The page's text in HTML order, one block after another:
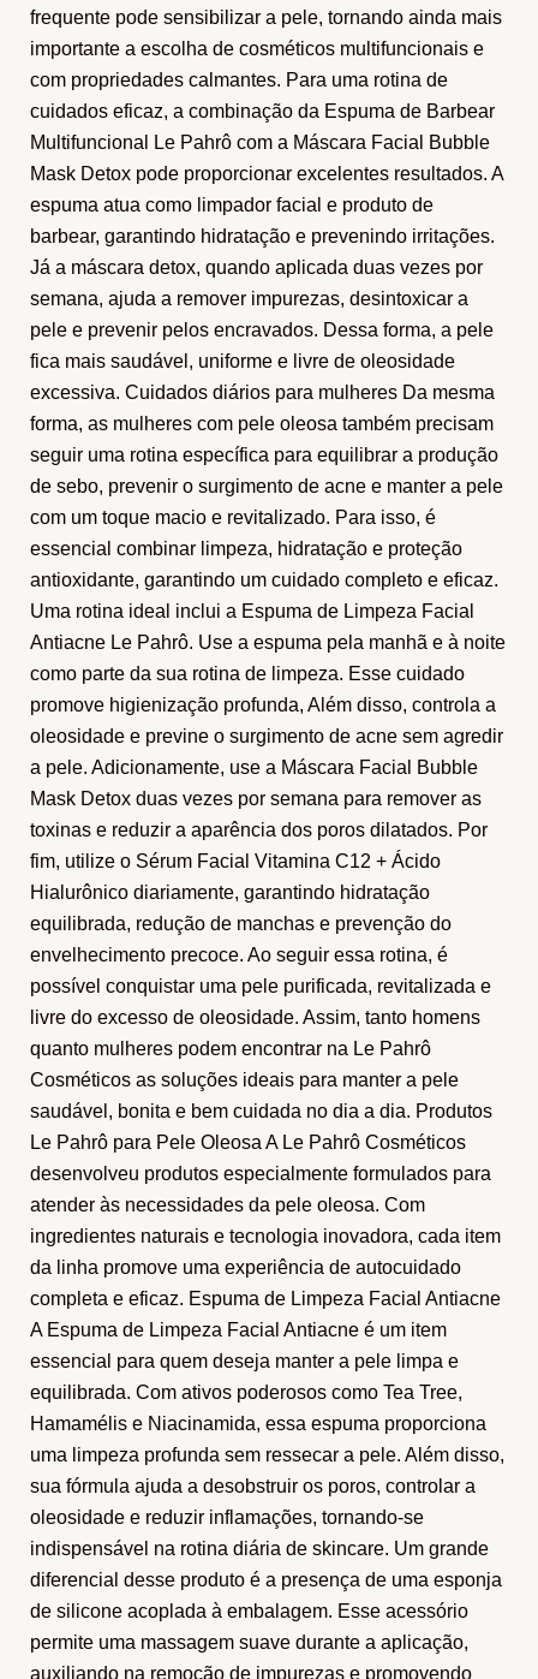
frequente pode sensibilizar a pele, tornando ainda mais
importante a escolha de cosméticos multifuncionais e
com propriedades calmantes. Para uma rotina de
cuidados eficaz, a combinação da Espuma de Barbear
Multifuncional Le Pahrô com a Máscara Facial Bubble
Mask Detox pode proporcionar excelentes resultados. A
espuma atua como limpador facial e produto de
barbear, garantindo hidratação e prevenindo irritações.
Já a máscara detox, quando aplicada duas vezes por
semana, ajuda a remover impurezas, desintoxicar a
pele e prevenir pelos encravados. Dessa forma, a pele
fica mais saudável, uniforme e livre de oleosidade
excessiva. Cuidados diários para mulheres Da mesma
forma, as mulheres com pele oleosa também precisam
seguir uma rotina específica para equilibrar a produção
de sebo, prevenir o surgimento de acne e manter a pele
com um toque macio e revitalizado. Para isso, é
essencial combinar limpeza, hidratação e proteção
antioxidante, garantindo um cuidado completo e eficaz.
Uma rotina ideal inclui a Espuma de Limpeza Facial
Antiacne Le Pahrô. Use a espuma pela manhã e à noite
como parte da sua rotina de limpeza. Esse cuidado
promove higienização profunda, Além disso, controla a
oleosidade e previne o surgimento de acne sem agredir
a pele. Adicionamente, use a Máscara Facial Bubble
Mask Detox duas vezes por semana para remover as
toxinas e reduzir a aparência dos poros dilatados. Por
fim, utilize o Sérum Facial Vitamina C12 + Ácido
Hialurônico diariamente, garantindo hidratação
equilibrada, redução de manchas e prevenção do
envelhecimento precoce. Ao seguir essa rotina, é
possível conquistar uma pele purificada, revitalizada e
livre do excesso de oleosidade. Assim, tanto homens
quanto mulheres podem encontrar na Le Pahrô
Cosméticos as soluções ideais para manter a pele
saudável, bonita e bem cuidada no dia a dia. Produtos
Le Pahrô para Pele Oleosa A Le Pahrô Cosméticos
desenvolveu produtos especialmente formulados para
atender às necessidades da pele oleosa. Com
ingredientes naturais e tecnologia inovadora, cada item
da linha promove uma experiência de autocuidado
completa e eficaz. Espuma de Limpeza Facial Antiacne
A Espuma de Limpeza Facial Antiacne é um item
essencial para quem deseja manter a pele limpa e
equilibrada. Com ativos poderosos como Tea Tree,
Hamamélis e Niacinamida, essa espuma proporciona
uma limpeza profunda sem ressecar a pele. Além disso,
sua fórmula ajuda a desobstruir os poros, controlar a
oleosidade e reduzir inflamações, tornando-se
indispensável na rotina diária de skincare. Um grande
diferencial desse produto é a presença de uma esponja
de silicone acoplada à embalagem. Esse acessório
permite uma massagem suave durante a aplicação,
auxiliando na remoção de impurezas e promovendo